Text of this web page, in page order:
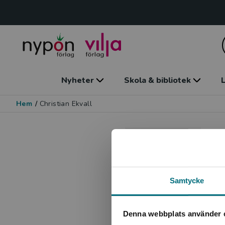
Samtycke
Denna webbplats använder
Nyheter Skola & bibliotek
Hem / Christian Ekvall